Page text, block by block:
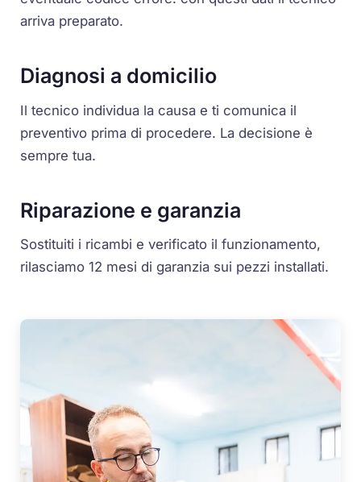
arriva preparato.
Diagnosi a domicilio
Il tecnico individua la causa e ti comunica il
preventivo prima di procedere. La decisione è
sempre tua.
Riparazione e garanzia
Sostituiti i ricambi e verificato il funzionamento,
rilasciamo 12 mesi di garanzia sui pezzi installati.